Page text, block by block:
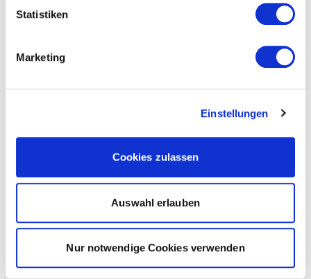
Statistiken
Marketing
Einstellungen
Cookies zulassen
Auswahl erlauben
Nur notwendige Cookies verwenden